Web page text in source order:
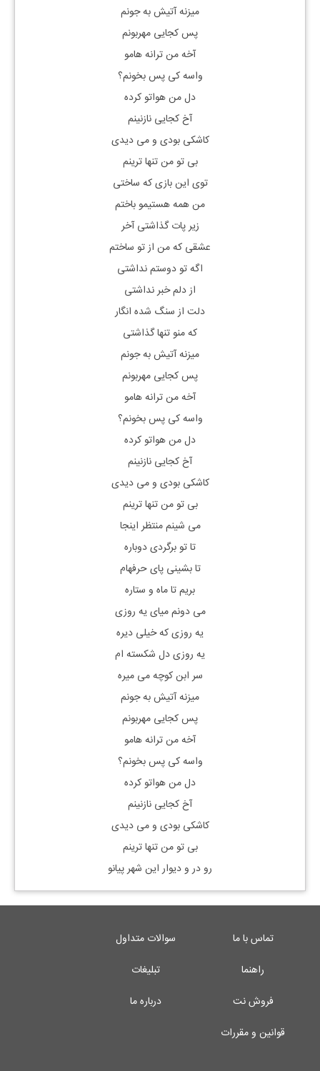
میزنه آتیش به جونم
پس کجایی مهربونم
آخه من ترانه هامو
واسه کی پس بخونم؟
دل من هواتو کرده
آخ کجایی نازنینم
کاشکی بودی و می دیدی
بی تو من تنها ترینم
توی این بازی که ساختی
من همه هستیمو باختم
زیر پات گذاشتی آخر
عشقی که من از تو ساختم
اگه تو دوستم نداشتی
از دلم خبر نداشتی
دلت از سنگ شده انگار
که منو تنها گذاشتی
میزنه آتیش به جونم
پس کجایی مهربونم
آخه من ترانه هامو
واسه کی پس بخونم؟
دل من هواتو کرده
آخ کجایی نازنینم
کاشکی بودی و می دیدی
بی تو من تنها ترینم
می شینم منتظر اینجا
تا تو برگردی دوباره
تا بشینی پای حرفهام
بریم تا ماه و ستاره
می دونم میای یه روزی
یه روزی که خیلی دیره
یه روزی دل شکسته ام
سر ابن کوچه می میره
میزنه آتیش به جونم
پس کجایی مهربونم
آخه من ترانه هامو
واسه کی پس بخونم؟
دل من هواتو کرده
آخ کجایی نازنینم
کاشکی بودی و می دیدی
بی تو من تنها ترینم
رو در و دیوار این شهر پیانو
تماس با ما
سوالات متداول
راهنما
تبلیغات
فروش نت
درباره ما
قوانین و مقررات